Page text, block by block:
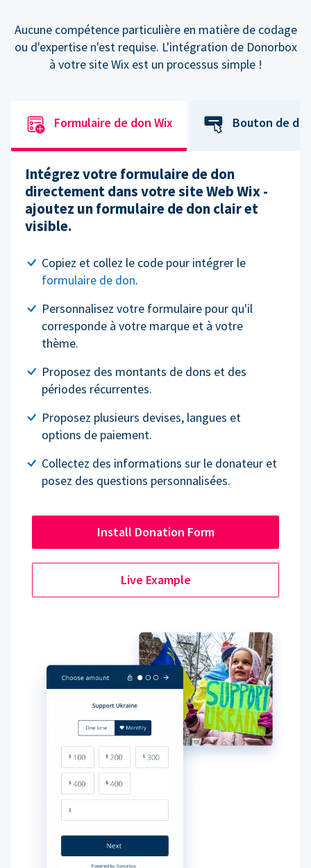
Aucune compétence particulière en matière de codage
ou d'expertise n'est requise. L'intégration de Donorbox
à votre site Wix est un processus simple !
Formulaire de don Wix Bouton de
Intégrez votre formulaire de don
directement dans votre site Web Wix -
ajoutez un formulaire de don clair et
visible.
Copiez et collez le code pour intégrer le
formulaire de don.
Personnalisez votre formulaire pour qu'il
corresponde à votre marque et à votre
thème.
Proposez des montants de dons et des
périodes récurrentes.
Proposez plusieurs devises, langues et
options de paiement.
Collectez des informations sur le donateur et
posez des questions personnalisées.
Install Donation Form
Live Example